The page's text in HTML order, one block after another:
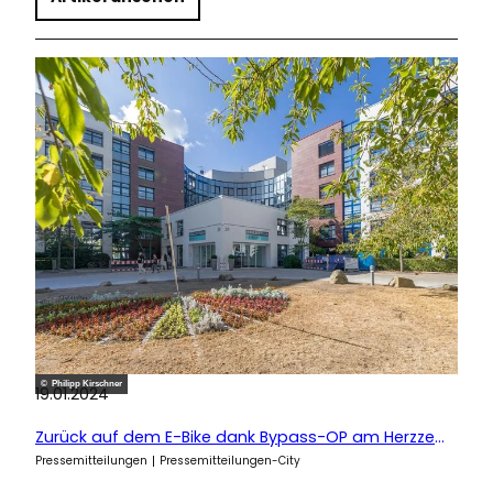
© Philipp Kirschner
19.01.2024
Zurück auf dem E-Bike dank Bypass-OP am Herzzentrum Leipzig
Pressemitteilungen Pressemitteilungen-City